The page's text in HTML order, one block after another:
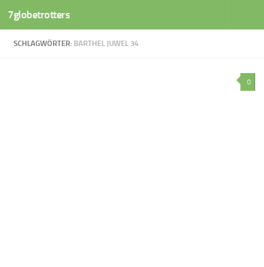
Zum Inhalt springen
7globetrotters
SCHLAGWÖRTER: BARTHEL JUWEL 34
0